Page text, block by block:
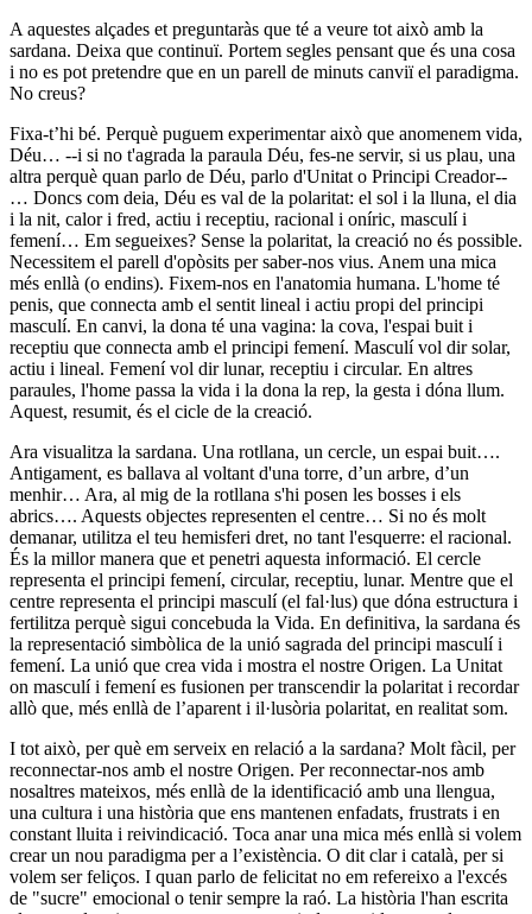
A aquestes alçades et preguntaràs que té a veure tot això amb la
sardana. Deixa que continuï. Portem segles pensant que és una cosa
i no es pot pretendre que en un parell de minuts canviï el paradigma.
No creus?
Fixa-t’hi bé. Perquè puguem experimentar això que anomenem vida,
Déu… --i si no t'agrada la paraula Déu, fes-ne servir, si us plau, una
altra perquè quan parlo de Déu, parlo d'Unitat o Principi Creador--
… Doncs com deia, Déu es val de la polaritat: el sol i la lluna, el dia
i la nit, calor i fred, actiu i receptiu, racional i oníric, masculí i
femení… Em segueixes? Sense la polaritat, la creació no és possible.
Necessitem el parell d'opòsits per saber-nos vius. Anem una mica
més enllà (o endins). Fixem-nos en l'anatomia humana. L'home té
penis, que connecta amb el sentit lineal i actiu propi del principi
masculí. En canvi, la dona té una vagina: la cova, l'espai buit i
receptiu que connecta amb el principi femení. Masculí vol dir solar,
actiu i lineal. Femení vol dir lunar, receptiu i circular. En altres
paraules, l'home passa la vida i la dona la rep, la gesta i dóna llum.
Aquest, resumit, és el cicle de la creació.
Ara visualitza la sardana. Una rotllana, un cercle, un espai buit….
Antigament, es ballava al voltant d'una torre, d’un arbre, d’un
menhir… Ara, al mig de la rotllana s'hi posen les bosses i els
abrics…. Aquests objectes representen el centre… Si no és molt
demanar, utilitza el teu hemisferi dret, no tant l'esquerre: el racional.
És la millor manera que et penetri aquesta informació. El cercle
representa el principi femení, circular, receptiu, lunar. Mentre que el
centre representa el principi masculí (el fal·lus) que dóna estructura i
fertilitza perquè sigui concebuda la Vida. En definitiva, la sardana és
la representació simbòlica de la unió sagrada del principi masculí i
femení. La unió que crea vida i mostra el nostre Origen. La Unitat
on masculí i femení es fusionen per transcendir la polaritat i recordar
allò que, més enllà de l’aparent i il·lusòria polaritat, en realitat som.
I tot això, per què em serveix en relació a la sardana? Molt fàcil, per
reconnectar-nos amb el nostre Origen. Per reconnectar-nos amb
nosaltres mateixos, més enllà de la identificació amb una llengua,
una cultura i una història que ens mantenen enfadats, frustrats i en
constant lluita i reivindicació. Toca anar una mica més enllà si volem
crear un nou paradigma per a l’existència. O dit clar i català, per si
volem ser feliços. I quan parlo de felicitat no em refereixo a l'excés
de "sucre" emocional o tenir sempre la raó. La història l'han escrita